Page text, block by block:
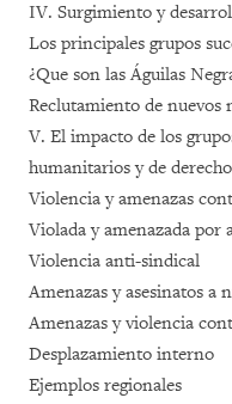
IV. Surgimiento y
Los principales grupos
¿Que son las Águilas
Reclutamiento de nuevos
V. El impacto de los
humanitarios y de
Violencia y amenazas
Violada y amenazada por
Violencia anti-sindical
Amenazas y asesinatos a
Amenazas y violencia
Desplazamiento interno
Ejemplos regionales